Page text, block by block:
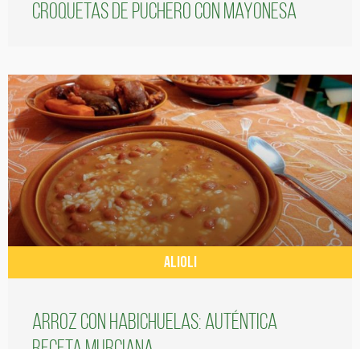
Croquetas de puchero con Mayonesa
ALIOLI
Arroz con habichuelas: auténtica